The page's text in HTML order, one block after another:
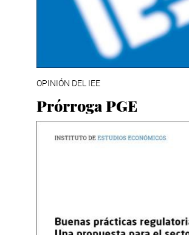
OPINIÓN DEL IEE
Prórroga PGE